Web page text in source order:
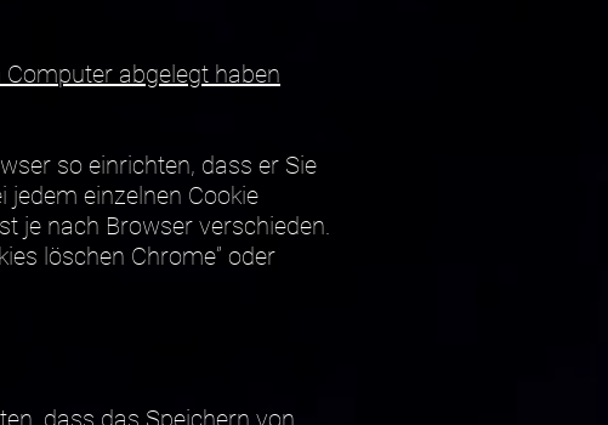
abgelegt haben
so einrichten, dass er Sie
jedem einzelnen Cookie
je nach Browser verschieden.
löschen Chrome” oder
dass das Speichern von